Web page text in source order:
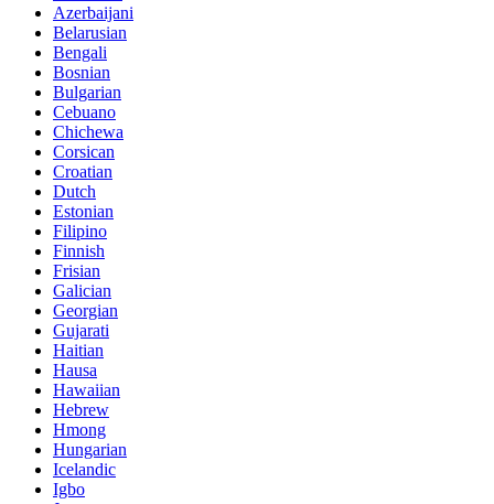
Azerbaijani
Belarusian
Bengali
Bosnian
Bulgarian
Cebuano
Chichewa
Corsican
Croatian
Dutch
Estonian
Filipino
Finnish
Frisian
Galician
Georgian
Gujarati
Haitian
Hausa
Hawaiian
Hebrew
Hmong
Hungarian
Icelandic
Igbo